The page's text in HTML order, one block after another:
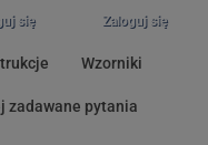
Zaloguj się
się
Wzorniki
zadawane pytania